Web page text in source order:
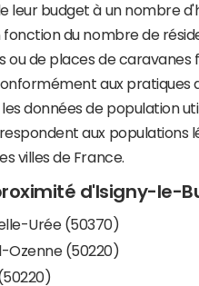
leur budget à un nombre
fonction du nombre de
ou de places de caravanes
aux pratiques
les données de population
aux populations
villes de France.
d'Isigny-le-
Urée (50370)
Ozenne (50220)